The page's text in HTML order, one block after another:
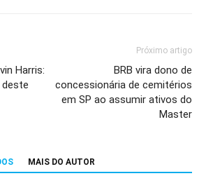
Harris:
Próximo artigo
BRB vira dono de
concessionária de cemitérios
em SP ao assumir ativos do
Master
MAIS DO AUTOR